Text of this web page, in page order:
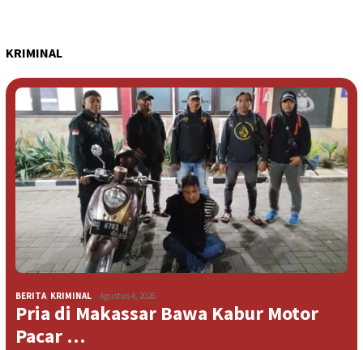
KRIMINAL
BERITA, KRIMINAL Agustus 4, 2026
Pria di Makassar Bawa Kabur Motor
Pacar …